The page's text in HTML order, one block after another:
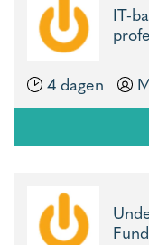
IT-
4 dagen